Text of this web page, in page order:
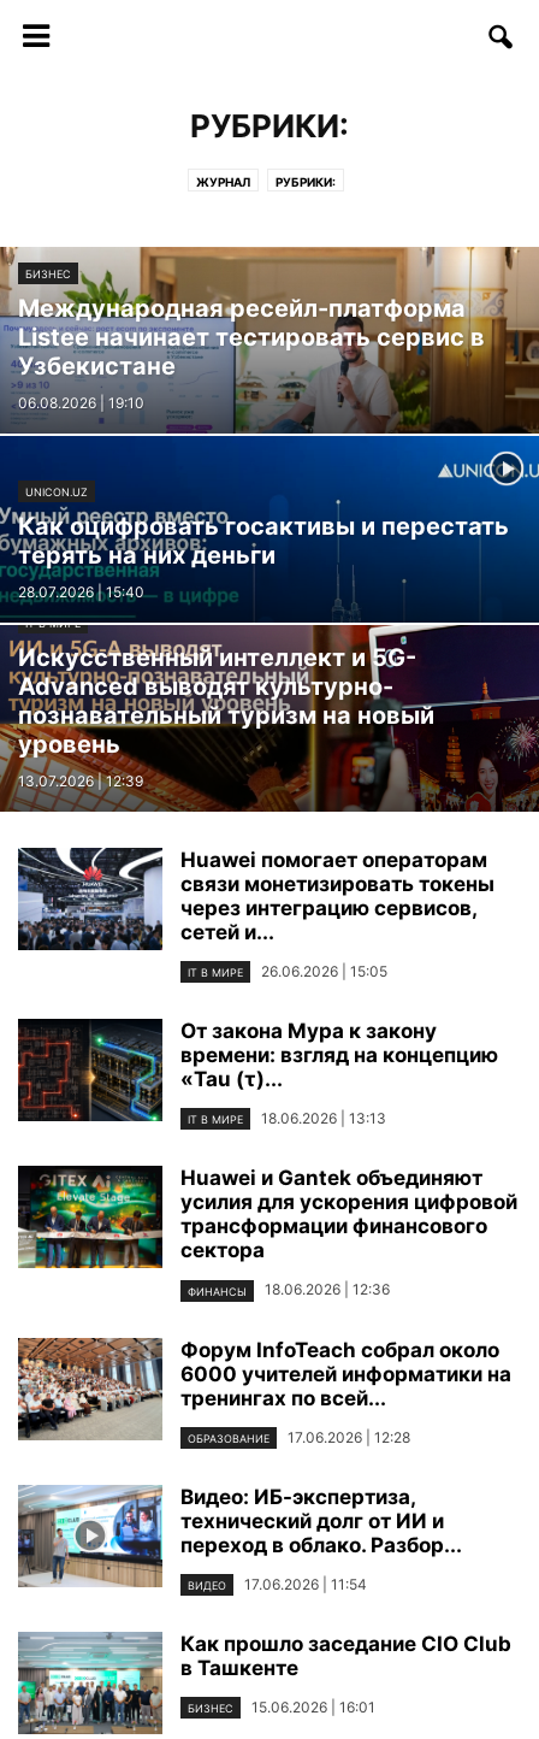
РУБРИКИ:
ЖУРНАЛ РУБРИКИ:
БИЗНЕС
Международная ресейл-платформа
Listee начинает тестировать сервис в
Узбекистане
06.08.2026 | 19:10
UNICON.UZ
Как оцифровать госактивы и перестать
терять на них деньги
28.07.2026 | 15:40
IT В МИРЕ
Искусственный интеллект и 5G-
Advanced выводят культурно-
познавательный туризм на новый
уровень
13.07.2026 | 12:39
Huawei помогает операторам
связи монетизировать токены
через интеграцию сервисов,
сетей и...
IT В МИРЕ 26.06.2026 | 15:05
От закона Мура к закону
времени: взгляд на концепцию
«Tau (τ)...
IT В МИРЕ 18.06.2026 | 13:13
Huawei и Gantek объединяют
усилия для ускорения цифровой
трансформации финансового
сектора
ФИНАНСЫ 18.06.2026 | 12:36
Форум InfoTeach собрал около
6000 учителей информатики на
тренингах по всей...
ОБРАЗОВАНИЕ 17.06.2026 | 12:28
Видео: ИБ-экспертиза,
технический долг от ИИ и
переход в облако. Разбор...
ВИДЕО 17.06.2026 | 11:54
Как прошло заседание CIO Club
в Ташкенте
БИЗНЕС 15.06.2026 | 16:01